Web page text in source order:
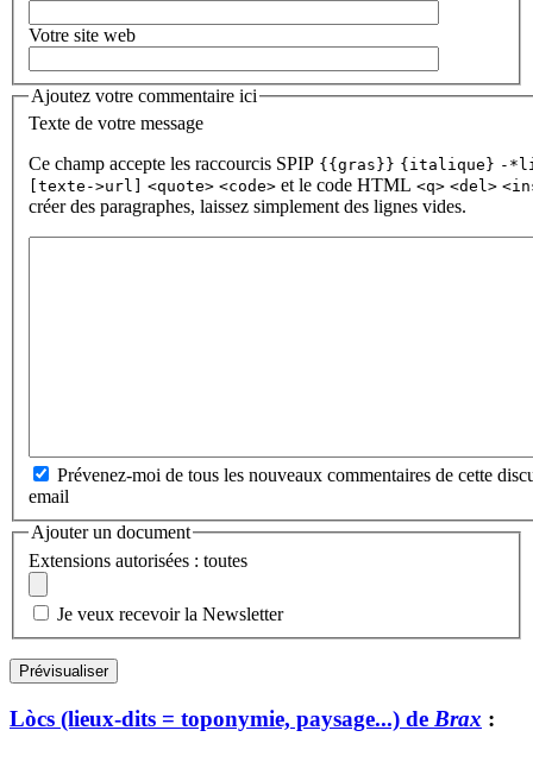
Votre site web
Ajoutez votre commentaire ici
Texte de votre message
Ce champ accepte les raccourcis SPIP {{gras}} {italique} -
[texte->url]
<quote> <code> et le code HTML <q> <del>
créer des paragraphes, laissez simplement des lignes vides.
Prévenez-moi de tous les nouveaux commentaires de cette
email
Ajouter un document
Extensions autorisées : toutes
Je veux recevoir la Newsletter
Lòcs (lieux-dits = toponymie, paysage...) de Brax :